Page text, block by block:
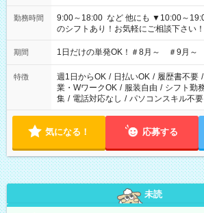
勤務時間
9:00～18:00 など 他にも ▼10:00～19:00 ▼18:00～21:00 など
のシフトあり！お気軽にご相談下さい！
期間 1日だけの単発OK！＃8月～ ＃9月～
特徴 週1日からOK / 日払いOK / 履歴書不要 /
業・WワークOK / 服装自由 / シフト勤
集 / 電話対応なし / パソコンスキル不要
気になる！ 応募する
未読